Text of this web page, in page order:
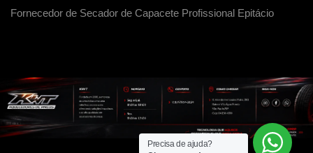
Fornecedor de Secador de Capacete Profissional Epitácio
Precisa de ajuda?